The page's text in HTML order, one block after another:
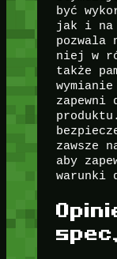
być
jak i na
pozwala
niej w
także
zapewni
zawsze
aby
warunki